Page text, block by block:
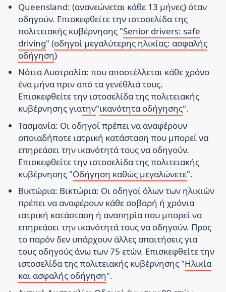
Queensland: (ανανεώνεται κάθε 13 μήνες) όταν
οδηγούν. Επισκεφθείτε την ιστοσελίδα της
πολιτειακής κυβέρνησης "Senior drivers: safe
driving" (οδηγοί μεγαλύτερης ηλικίας: ασφαλής
οδήγηση)
Νότια Αυστραλία: που αποστέλλεται κάθε χρόνο
ένα μήνα πριν από τα γενέθλιά τους.
Επισκεφθείτε την ιστοσελίδα της πολιτειακής
κυβέρνησης γιατην"ικανότητα οδήγησης".
Τασμανία: Οι οδηγοί πρέπει να αναφέρουν
οποιαδήποτε ιατρική κατάσταση που μπορεί να
επηρεάσει την ικανότητά τους να οδηγούν.
Επισκεφθείτε την ιστοσελίδα της πολιτειακής
κυβέρνησης "Οδήγηση καθώς μεγαλώνετε".
Βικτώρια: Βικτώρια: Οι οδηγοί όλων των ηλικιών
πρέπει να αναφέρουν κάθε σοβαρή ή χρόνια
ιατρική κατάσταση ή αναπηρία που μπορεί να
επηρεάσει την ικανότητά τους να οδηγούν. Προς
το παρόν δεν υπάρχουν άλλες απαιτήσεις για
τους οδηγούς άνω των 75 ετών. Επισκεφθείτε την
ιστοσελίδα της πολιτειακής κυβέρνησης "Ηλικία
και ασφαλής οδήγηση".